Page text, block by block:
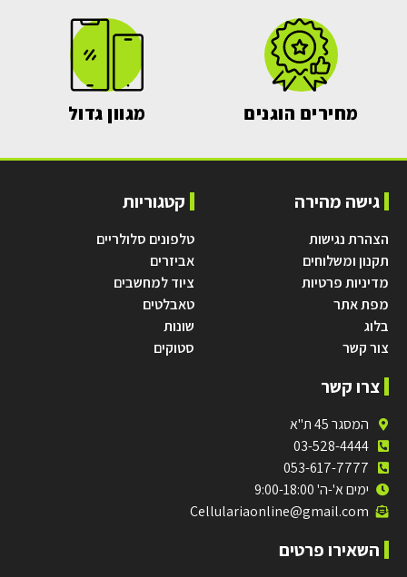
מחירים הוגנים מגוון גדול
גישה מהירה
הצהרת נגישות
תקנון ומשלוחים
מדיניות פרטיות
מפת אתר
בלוג
צור קשר
קטגוריות
טלפונים סלולריים
אביזרים
ציוד למחשבים
טאבלטים
שונות
סטוקים
צרו קשר
המסגר 45 ת"א
03-528-4444
053-617-7777
ימים א'-ה' 9:00-18:00
Cellulariaonline@gmail.com
השאירו פרטים